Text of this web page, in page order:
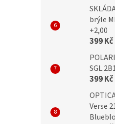
brýle
+2,00
399 Kč
399 Kč
Verse
brýle